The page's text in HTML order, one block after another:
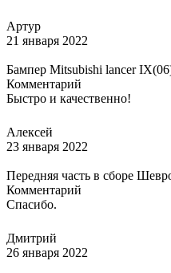
Артур
21 января 2022
Бампер Mitsubishi lancer
Комментарий
Быстро и качественно!
Алексей
23 января 2022
Передняя часть в сборе
Комментарий
Спасибо.
Дмитрий
26 января 2022